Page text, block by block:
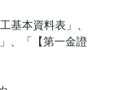
基本資料表」、
、「【第一金證